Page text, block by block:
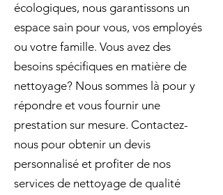
écologiques, nous garantissons un
espace sain pour vous, vos employés
ou votre famille. Vous avez des
besoins spécifiques en matière de
nettoyage? Nous sommes là pour y
répondre et vous fournir une
prestation sur mesure. Contactez-
nous pour obtenir un devis
personnalisé et profiter de nos
services de nettoyage de qualité